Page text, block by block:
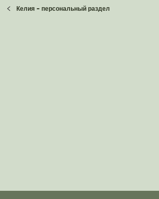
Келия - персональный раздел